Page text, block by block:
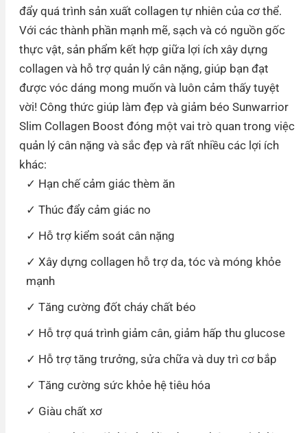
đẩy quá trình sản xuất collagen tự nhiên của cơ thể.
Với các thành phần mạnh mẽ, sạch và có nguồn gốc
thực vật, sản phẩm kết hợp giữa lợi ích xây dựng
collagen và hỗ trợ quản lý cân nặng, giúp bạn đạt
được vóc dáng mong muốn và luôn cảm thấy tuyệt
vời! Công thức giúp làm đẹp và giảm béo Sunwarrior
Slim Collagen Boost đóng một vai trò quan trong việc
quản lý cân nặng và sắc đẹp và rất nhiều các lợi ích
khác:
Hạn chế cảm giác thèm ăn
Thúc đẩy cảm giác no
Hỗ trợ kiểm soát cân nặng
Xây dựng collagen hỗ trợ da, tóc và móng khỏe
mạnh
Tăng cường đốt cháy chất béo
Hỗ trợ quá trình giảm cân, giảm hấp thu glucose
Hỗ trợ tăng trưởng, sửa chữa và duy trì cơ bắp
Tăng cường sức khỏe hệ tiêu hóa
Giàu chất xơ